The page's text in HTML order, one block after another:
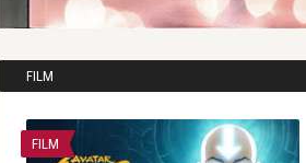
FILM
FILM